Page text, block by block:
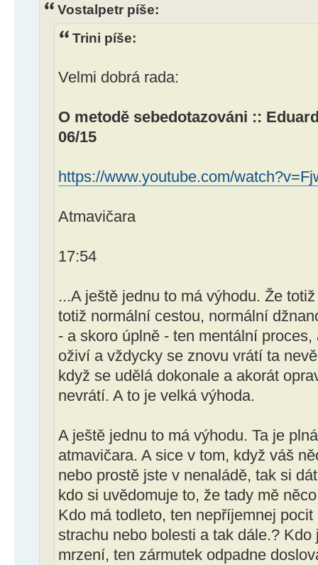
Vostalpetr píše:
Trini píše:
Velmi dobrá rada:
O metodě sebedotazováni ::
06/15
https://www.youtube.com/
Atmavičara
17:54
...A ještě jednu to má výhodu. Že
totiž normální cestou, normální
- a skoro úplně - ten mentální
oživí a vždycky se znovu vrátí ta
když se udělá dokonale a akorát
nevrátí. A to je velká výhoda.
A ještě jednu to má výhodu. Ta je
atmavičara. A sice v tom, když váš
nebo prostě jste v nenaládě, tak si
kdo si uvědomuje to, že tady mě
Kdo má todleto, ten nepříjemnej
strachu nebo bolesti a tak dále.?
mrzení, ten zármutek odpadne